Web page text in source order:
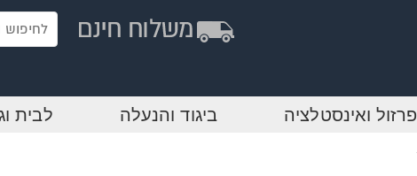
פרזול ואינסטלציה ביגוד והנעלה לבית